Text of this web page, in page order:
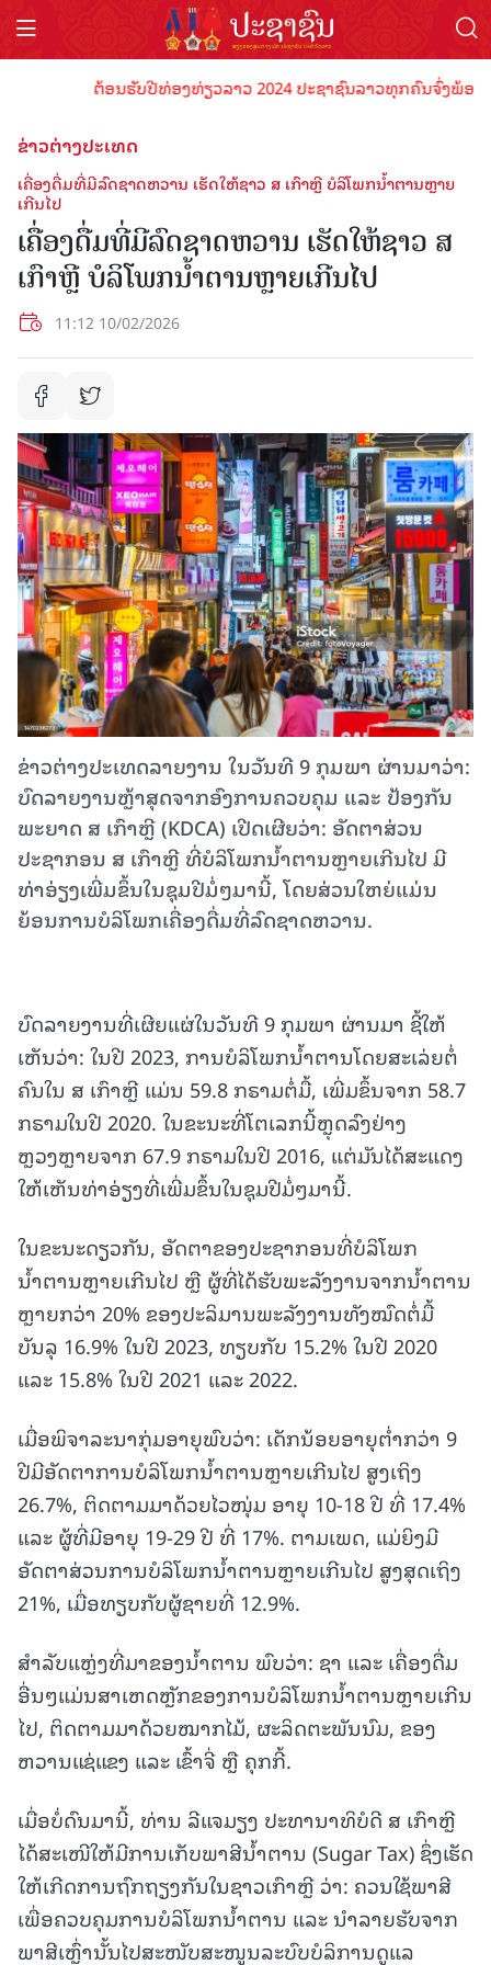
ຕ້ອນຮັບປີທ່ອງທ່ຽວລາວ 2024 ປະຊາຊົນລາວທຸກຄົນຈົ່ງພ້ອມ
ຂ່າວຕ່າງປະເທດ
ເຄື່ອງດື່ມທີ່ມີລົດຊາດຫວານ ເຮັດໃຫ້ຊາວ ສ ເກົາຫຼີ ບໍລິໂພກນໍ້າຕານຫຼາຍ
ເກີນໄປ
ເຄື່ອງດື່ມທີ່ມີລົດຊາດຫວານ ເຮັດໃຫ້ຊາວ ສ
ເກົາຫຼີ ບໍລິໂພກນໍ້າຕານຫຼາຍເກີນໄປ
11:12 10/02/2026
ຂ່າວຕ່າງປະເທດລາຍງານ ໃນວັນທີ 9 ກຸມພາ ຜ່ານມາວ່າ:
ບົດລາຍງານຫຼ້າສຸດຈາກອົງການຄວບຄຸມ ແລະ ປ້ອງກັນ
ພະຍາດ ສ ເກົາຫຼີ (KDCA) ເປີດເຜີຍວ່າ: ອັດຕາສ່ວນ
ປະຊາກອນ ສ ເກົາຫຼີ ທີ່ບໍລິໂພກນໍ້າຕານຫຼາຍເກີນໄປ ມີ
ທ່າອ່ຽງເພີ່ມຂຶ້ນໃນຊຸມປີມໍ່ໆມານີ້, ໂດຍສ່ວນໃຫຍ່ແມ່ນ
ຍ້ອນການບໍລິໂພກເຄື່ອງດື່ມທີ່ລົດຊາດຫວານ.
ບົດລາຍງານທີ່ເຜີຍແຜ່ໃນວັນທີ 9 ກຸມພາ ຜ່ານມາ ຊີ້ໃຫ້
ເຫັນວ່າ: ໃນປີ 2023, ການບໍລິໂພກນໍ້າຕານໂດຍສະເລ່ຍຕໍ່
ຄົນໃນ ສ ເກົາຫຼີ ແມ່ນ 59.8 ກຣາມຕໍ່ມື້, ເພີ່ມຂຶ້ນຈາກ 58.7
ກຣາມໃນປີ 2020. ໃນຂະນະທີ່ໂຕເລກນີ້ຫຼຸດລົງຢ່າງ
ຫຼວງຫຼາຍຈາກ 67.9 ກຣາມໃນປີ 2016, ແຕ່ມັນໄດ້ສະແດງ
ໃຫ້ເຫັນທ່າອ່ຽງທີ່ເພີ່ມຂຶ້ນໃນຊຸມປີມໍ່ໆມານີ້.
ໃນຂະນະດຽວກັນ, ອັດຕາຂອງປະຊາກອນທີ່ບໍລິໂພກ
ນໍ້າຕານຫຼາຍເກີນໄປ ຫຼື ຜູ້ທີ່ໄດ້ຮັບພະລັງງານຈາກນໍ້າຕານ
ຫຼາຍກວ່າ 20% ຂອງປະລິມານພະລັງງານທັງໝົດຕໍ່ມື້
ບັນລຸ 16.9% ໃນປີ 2023, ທຽບກັບ 15.2% ໃນປີ 2020
ແລະ 15.8% ໃນປີ 2021 ແລະ 2022.
ເມື່ອພິຈາລະນາກຸ່ມອາຍຸພົບວ່າ: ເດັກນ້ອຍອາຍຸຕ່ຳກວ່າ 9
ປີມີອັດຕາການບໍລິໂພກນ້ຳຕານຫຼາຍເກີນໄປ ສູງເຖິງ
26.7%, ຕິດຕາມມາດ້ວຍໄວໜຸ່ມ ອາຍຸ 10-18 ປີ ທີ່ 17.4%
ແລະ ຜູ້ທີ່ມີອາຍຸ 19-29 ປີ ທີ່ 17%. ຕາມເພດ, ແມ່ຍິງມີ
ອັດຕາສ່ວນການບໍລິໂພກນ້ຳຕານຫຼາຍເກີນໄປ ສູງສຸດເຖິງ
21%, ເມື່ອທຽບກັບຜູ້ຊາຍທີ່ 12.9%.
ສຳລັບແຫຼ່ງທີ່ມາຂອງນ້ຳຕານ ພົບວ່າ: ຊາ ແລະ ເຄື່ອງດື່ມ
ອື່ນໆແມ່ນສາເຫດຫຼັກຂອງການບໍລິໂພກນໍ້າຕານຫຼາຍເກີນ
ໄປ, ຕິດຕາມມາດ້ວຍໝາກໄມ້, ຜະລິດຕະພັນນົມ, ຂອງ
ຫວານແຊ່ແຂງ ແລະ ເຂົ້າຈີ່ ຫຼື ຄຸກກີ້.
ເມື່ອບໍ່ດົນມານີ້, ທ່ານ ລີແຈມຽງ ປະທານາທິບໍດີ ສ ເກົາຫຼີ
ໄດ້ສະເໜີໃຫ້ມີການເກັບພາສີນ້ຳຕານ (Sugar Tax) ຊຶ່ງເຮັດ
ໃຫ້ເກີດການຖົກຖຽງກັນໃນຊາວເກົາຫຼີ ວ່າ: ຄວນໃຊ້ພາສີ
ເພື່ອຄວບຄຸມການບໍລິໂພກນ້ຳຕານ ແລະ ນຳລາຍຮັບຈາກ
ພາສີເຫຼົ່ານັ້ນໄປສະໜັບສະໜູນລະບົບບໍລິການດູແລ